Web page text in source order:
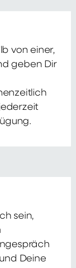
von einer,
geben Dir
sein,
Deine